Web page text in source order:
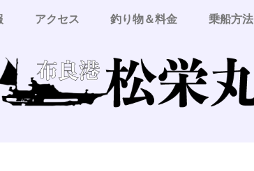
アクセス 釣り物＆料金 乗船方法